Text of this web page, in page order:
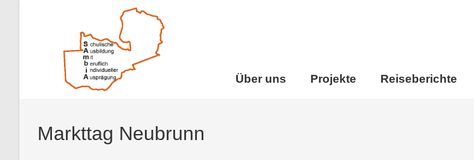
Über uns Projekte Reiseberichte
Markttag Neubrunn